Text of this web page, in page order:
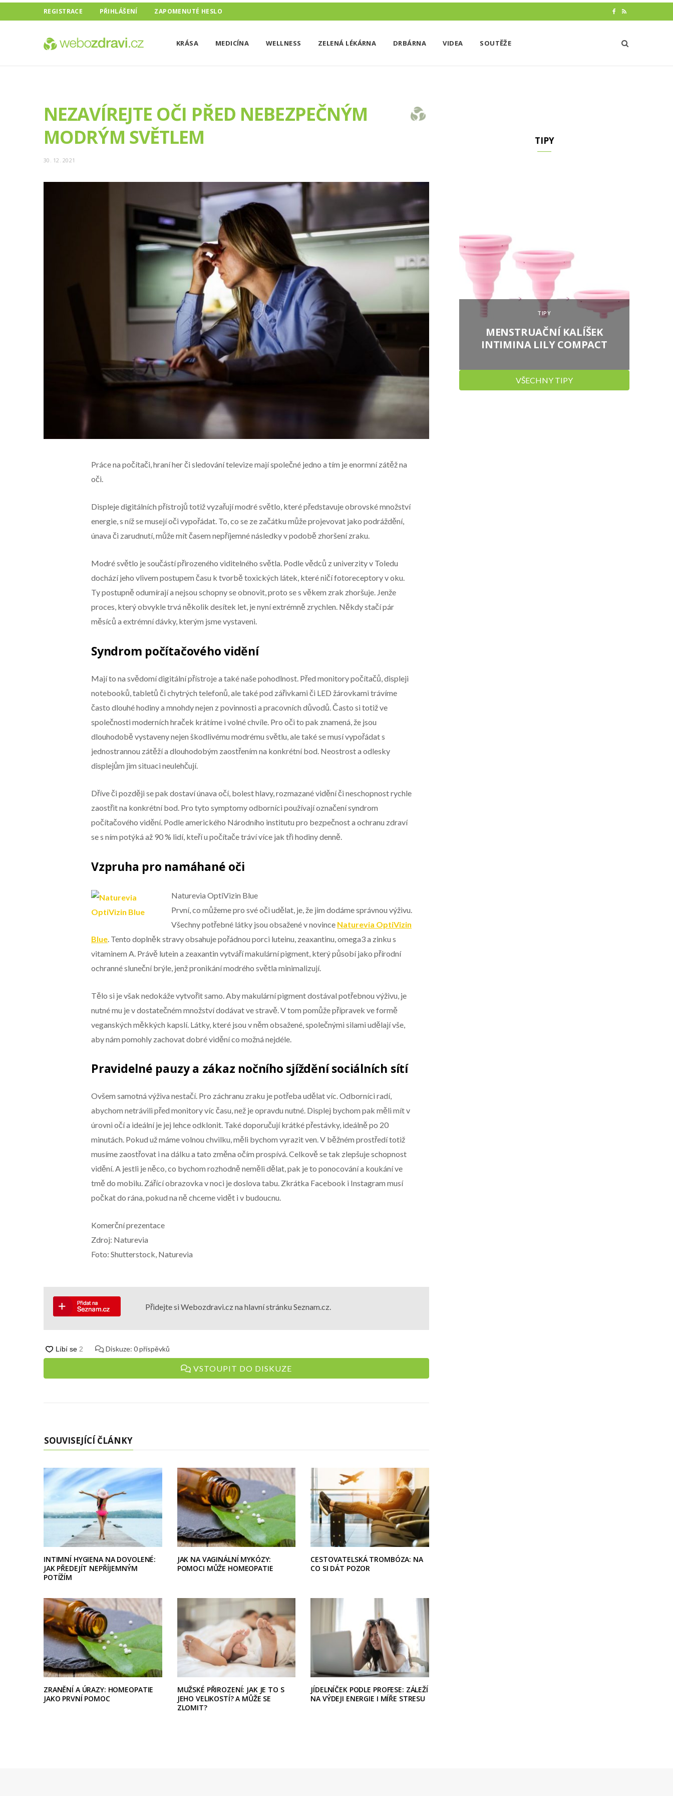
REGISTRACE PŘIHLÁŠENÍ ZAPOMENUTÉ HESLO
e
R
S
KRÁSA MEDICÍNA WELLNESS ZELENÁ LÉKÁRNA DRBÁRNA VIDEA SOUTĚŽE
NEZAVÍREJTE OČI PŘED NEBEZPEČNÝM
MODRÝM SVĚTLEM
30. 12. 2021
Práce na počítači, hraní her či sledování televize mají společné jedno a tím je enormní zátěž na
oči.
Displeje digitálních přístrojů totiž vyzařují modré světlo, které představuje obrovské množství
energie, s níž se musejí oči vypořádat. To, co se ze začátku může projevovat jako podráždění,
únava či zarudnutí, může mít časem nepříjemné následky v podobě zhoršení zraku.
Modré světlo je součástí přirozeného viditelného světla. Podle vědců z univerzity v Toledu
dochází jeho vlivem postupem času k tvorbě toxických látek, které ničí fotoreceptory v oku.
Ty postupně odumírají a nejsou schopny se obnovit, proto se s věkem zrak zhoršuje. Jenže
proces, který obvykle trvá několik desítek let, je nyní extrémně zrychlen. Někdy stačí pár
měsíců a extrémní dávky, kterým jsme vystaveni.
Syndrom počítačového vidění
Mají to na svědomí digitální přístroje a také naše pohodlnost. Před monitory počítačů, displeji
notebooků, tabletů či chytrých telefonů, ale také pod zářivkami či LED žárovkami trávíme
často dlouhé hodiny a mnohdy nejen z povinnosti a pracovních důvodů. Často si totiž ve
společnosti moderních hraček krátíme i volné chvíle. Pro oči to pak znamená, že jsou
dlouhodobě vystaveny nejen škodlivému modrému světlu, ale také se musí vypořádat s
jednostrannou zátěží a dlouhodobým zaostřením na konkrétní bod. Neostrost a odlesky
displejům jim situaci neulehčují.
Dříve či později se pak dostaví únava očí, bolest hlavy, rozmazané vidění či neschopnost rychle
zaostřit na konkrétní bod. Pro tyto symptomy odborníci používají označení syndrom
počítačového vidění. Podle amerického Národního institutu pro bezpečnost a ochranu zdraví
se s ním potýká až 90 % lidí, kteří u počítače tráví více jak tři hodiny denně.
Vzpruha pro namáhané oči
Naturevia OptiVizin Blue
První, co můžeme pro své oči udělat, je, že jim dodáme správnou výživu.
Všechny potřebné látky jsou obsažené v novince Naturevia OptiVizin
Blue. Tento doplněk stravy obsahuje pořádnou porci luteinu, zeaxantinu, omega3 a zinku s
vitaminem A. Právě lutein a zeaxantin vytváří makulární pigment, který působí jako přírodní
ochranné sluneční brýle, jenž pronikání modrého světla minimalizují.
Tělo si je však nedokáže vytvořit samo. Aby makulární pigment dostával potřebnou výživu, je
nutné mu je v dostatečném množství dodávat ve stravě. V tom pomůže přípravek ve formě
veganských měkkých kapslí. Látky, které jsou v něm obsažené, společnými silami udělají vše,
aby nám pomohly zachovat dobré vidění co možná nejdéle.
Pravidelné pauzy a zákaz nočního sjíždění sociálních sítí
Ovšem samotná výživa nestačí. Pro záchranu zraku je potřeba udělat víc. Odborníci radí,
abychom netrávili před monitory víc času, než je opravdu nutné. Displej bychom pak měli mít v
úrovni očí a ideální je jej lehce odklonit. Také doporučují krátké přestávky, ideálně po 20
minutách. Pokud už máme volnou chvilku, měli bychom vyrazit ven. V běžném prostředí totiž
musíme zaostřovat i na dálku a tato změna očím prospívá. Celkově se tak zlepšuje schopnost
vidění. A jestli je něco, co bychom rozhodně neměli dělat, pak je to ponocování a koukání ve
tmě do mobilu. Zářící obrazovka v noci je doslova tabu. Zkrátka Facebook i Instagram musí
počkat do rána, pokud na ně chceme vidět i v budoucnu.
Komerční prezentace
Zdroj: Naturevia
Foto: Shutterstock, Naturevia
Přidejte si Webozdravi.cz na hlavní stránku Seznam.cz.
Diskuze: 0příspěvků
VSTOUPIT DO DISKUZE
SOUVISEJÍCÍ ČLÁNKY
INTIMNÍ HYGIENA NA DOVOLENÉ:
JAK PŘEDEJÍT NEPŘÍJEMNÝM
POTÍŽÍM
JAK NA VAGINÁLNÍ MYKÓZY:
POMOCI MŮŽE HOMEOPATIE
CESTOVATELSKÁ TROMBÓZA: NA
CO SI DÁT POZOR
ZRANĚNÍ A ÚRAZY: HOMEOPATIE
JAKO PRVNÍ POMOC
MUŽSKÉ PŘIROZENÍ: JAK JE TO S
JEHO VELIKOSTÍ? A MŮŽE SE
ZLOMIT?
JÍDELNÍČEK PODLE PROFESE: ZÁLEŽÍ
NA VÝDEJI ENERGIE I MÍŘE STRESU
TIPY
TIPY
SIRUP Z BYLIN NA LŽIČKU DR.
SVATEK
TIPY
MENSTRUAČNÍ KALÍŠEK
INTIMINA LILY COMPACT
VŠECHNY TIPY